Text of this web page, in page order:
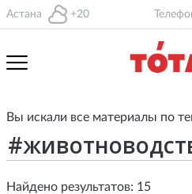
Астана +20
Вы искали все материалы по
Найдено результатов: 15